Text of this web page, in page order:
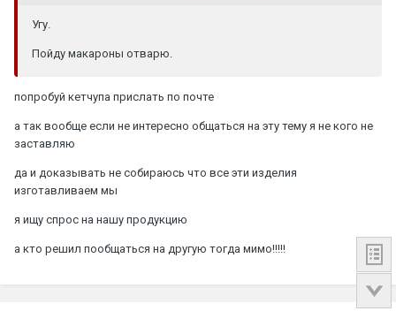
Угу.
Пойду макароны отварю.
попробуй кетчупа прислать по почте
а так вообще если не интересно общаться на эту тему я не кого не
заставляю
да и доказывать не собираюсь что все эти изделия
изготавливаем мы
я ищу спрос на нашу продукцию
а кто решил пообщаться на другую тогда мимо!!!!!